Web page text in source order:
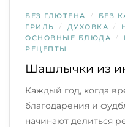
БЕЗ ГЛЮТЕНА / БЕЗ
ГРИЛЬ / ДУХОВКА /
ОСНОВНЫЕ БЛЮДА /
РЕЦЕПТЫ
Шашлычки из
Каждый год, когда
благодарения и
начинают делиться